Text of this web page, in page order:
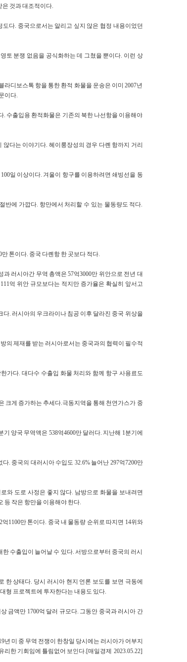
은 것과 대조적이다.
다. 중국으로서는 알리고 싶지 않은 협정 내용이었던
토 분쟁 없음을 공식화하는 데 그쳤을 뿐이다. 이런 상
디보스톡 항을 통한 환적 화물을 운송은 이미 2007년
이다.
수출입용 환적화물은 기존의 북한 나선항을 이용해야
다는 이야기다. 헤이룽장성의 경우 다롄 항까지 거리
일 이상이다. 겨울이 항구를 이용하려면 쇄빙선을 동
반에 가깝다. 항만에서 처리할 수 있는 물동량도 적다.
톤이다. 중국 다롄항 한 곳보다 적다.
러시아간 무역 총액은 57억3000만 위안으로 전년 대
억 위안 규모보다는 적지만 증가율은 확실히 앞서고
. 러시아의 우크라이나 침공 이후 달라진 중국 위상을
의 제재를 받는 러시아로서는 중국과의 협력이 필수적
가다. 대다수 수출입 화물 처리와 함께 항구 사용료도
크게 증가하는 추세다.극동지역을 통해 천연가스가 중
양국 무역액은 538억4600만 달러다. 지난해 1분기에
. 중국의 대러시아 수입도 32.6% 늘어난 297억7200만
와 도로 사정은 좋지 않다. 남방으로 화물을 보내려면
등 작은 항만을 이용해야 한다.
1100만 톤이다. 중국 내 물동량 순위로 따지면 14위와
수출입이 늘어날 수 있다. 서방으로부터 중국의 러시
한 상태다. 당시 러시아 현지 언론 보도를 보면 극동에
형 프로젝트에 투자한다는 내용도 있다.
금액만 1700억 달러 규모다. 그동안 중국과 러시아 간
미 중 무역 전쟁이 한창일 당시에는 러시아가 어부지
리한 기회임에 틀림없어 보인다.[매일경제 2023.05.22]